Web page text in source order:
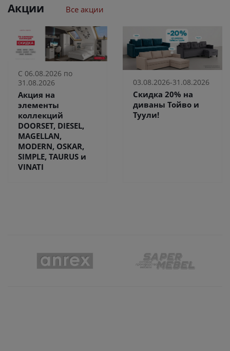
Акции Все акции
С 06.08.2026 по
31.08.2026
Акция на
элементы
коллекций
DOORSET, DIESEL,
MAGELLAN,
MODERN, OSKAR,
SIMPLE, TAURUS и
VINATI
03.08.2026-31.08.2026
Скидка 20% на
диваны Тойво и
Туули!